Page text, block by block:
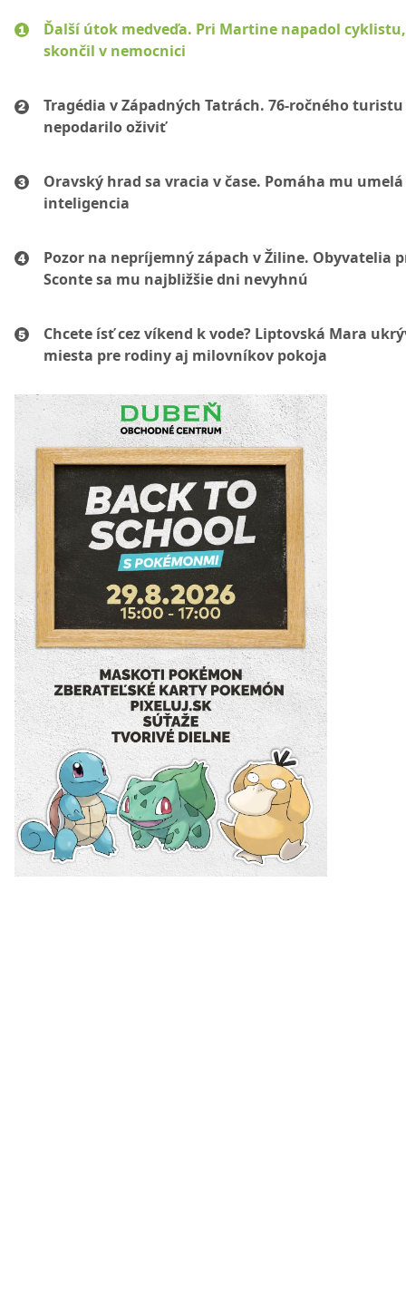
Ďalší útok medveďa. Pri Martine napadol
skončil v nemocnici
Tragédia v Západných Tatrách. 76-ročného turistu
nepodarilo oživiť
Oravský hrad sa vracia v čase. Pomáha mu umelá
inteligencia
Pozor na nepríjemný zápach v Žiline. Obyvatelia
Sconte sa mu najbližšie dni nevyhnú
Chcete ísť cez víkend k vode? Liptovská Mara
miesta pre rodiny aj milovníkov pokoja